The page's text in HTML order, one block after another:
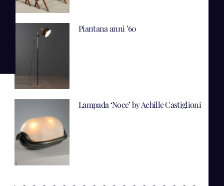
Piantana anni ’60
Lampada ‘Noce’ by Achille Castiglioni